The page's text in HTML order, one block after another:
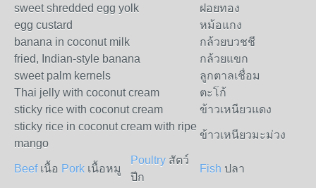
sweet shredded egg yolk
ฝอยทอง
egg custard
หม้อแกง
banana in coconut milk
กล้วยบวชชี
fried, Indian-style banana
กล้วยแขก
sweet palm kernels
ลูกตาลเชื่อม
Thai jelly with coconut cream
ตะโก้
sticky rice with coconut cream
ข้าวเหนียวแดง
sticky rice in coconut cream with ripe
mango
ข้าวเหนียวมะม่วง
Beefเนื้อ Pork เนื้อหมู
Poultry สัตว์
ปีก
Fish ปลา